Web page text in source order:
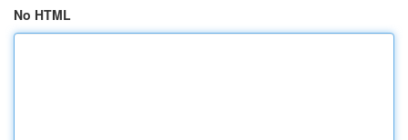
No HTML